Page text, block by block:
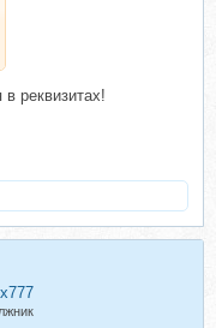
реквизитах!